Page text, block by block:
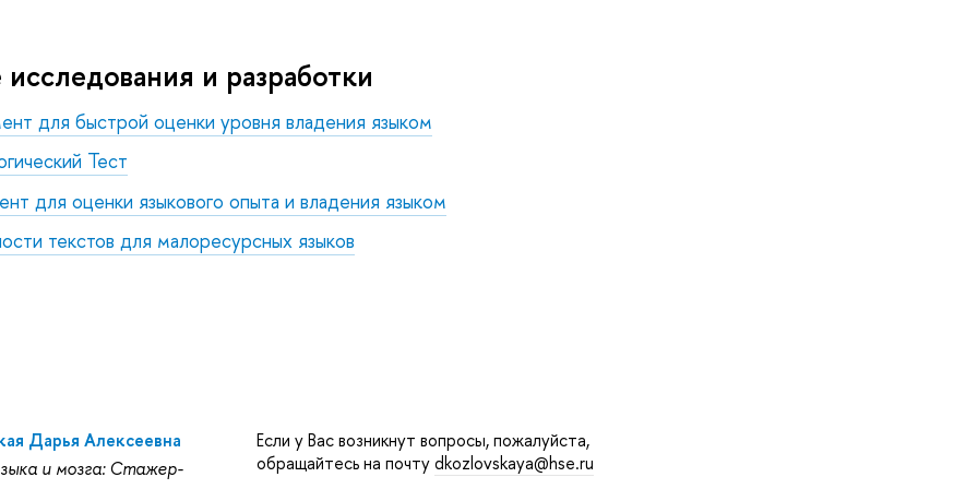
и разработки
для быстрой оценки уровня владения языком
Тест
для оценки языкового опыта и владения языком
текстов для малоресурсных языков
Дарья Алексеевна
и мозга: Стажер-
Если у Вас возникнут вопросы, пожалуйста,
обращайтесь на почтуdkozlovskaya@hse.ru